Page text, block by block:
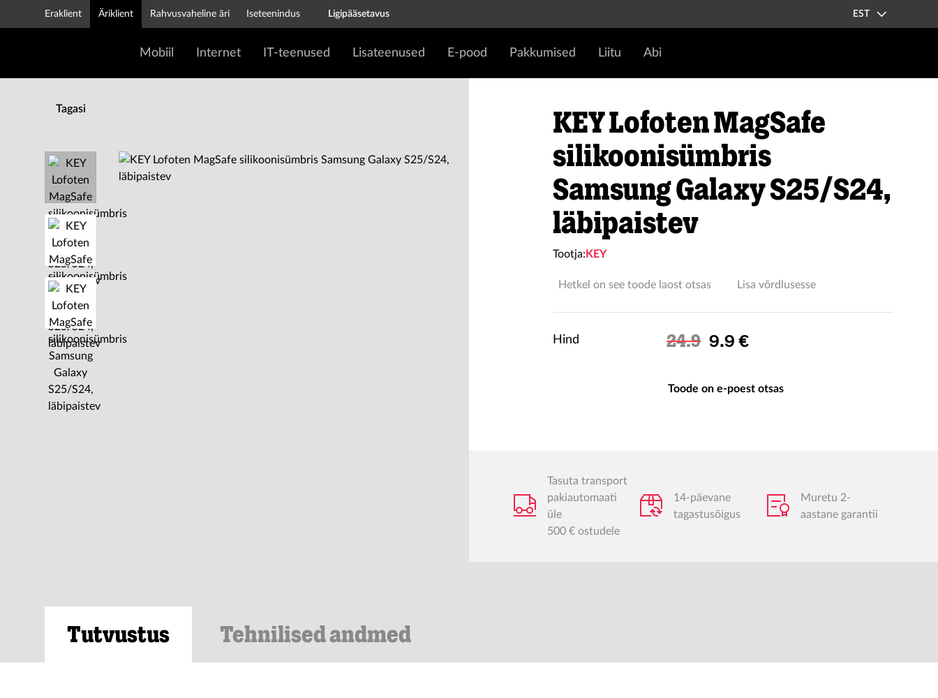
Eraklient Äriklient Rahvusvaheline äri Iseteenindus Ligipääsetavus EST
Mobiil Internet IT-teenused Lisateenused E-pood Pakkumised Liitu Abi
Tagasi
KEY Lofoten MagSafe
silikoonisümbris
Samsung Galaxy S25/S24,
läbipaistev
Tootja: KEY
Hetkel on see toode laost otsas Lisa võrdlusesse
Hind 24.9 Soodushind
9.9 €
Toode on e-poest otsas
Tasuta transport
pakiautomaati
üle
500 € ostudele
14-päevane
tagastusõigus
Muretu 2-
aastane garantii
Tutvustus Tehnilised andmed